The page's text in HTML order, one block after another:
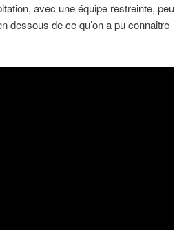
avec une équipe restreinte, peu
dessous de ce qu’on a pu connaitre